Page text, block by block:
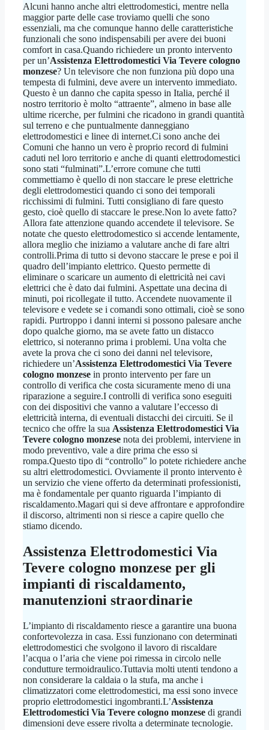
Alcuni hanno anche altri elettrodomestici, mentre nella
maggior parte delle case troviamo quelli che sono
essenziali, ma che comunque hanno delle caratteristiche
funzionali che sono indispensabili per avere dei buoni
comfort in casa.Quando richiedere un pronto intervento
per un’Assistenza Elettrodomestici Via Tevere cologno
monzese? Un televisore che non funziona più dopo una
tempesta di fulmini, deve avere un intervento immediato.
Questo è un danno che capita spesso in Italia, perché il
nostro territorio è molto “attraente”, almeno in base alle
ultime ricerche, per fulmini che ricadono in grandi quantità
sul terreno e che puntualmente danneggiano
elettrodomestici e linee di internet.Ci sono anche dei
Comuni che hanno un vero è proprio record di fulmini
caduti nel loro territorio e anche di quanti elettrodomestici
sono stati “fulminati”.L’errore comune che tutti
commettiamo è quello di non staccare le prese elettriche
degli elettrodomestici quando ci sono dei temporali
ricchissimi di fulmini. Tutti consigliano di fare questo
gesto, cioè quello di staccare le prese.Non lo avete fatto?
Allora fate attenzione quando accendete il televisore. Se
notate che questo elettrodomestico si accende lentamente,
allora meglio che iniziamo a valutare anche di fare altri
controlli.Prima di tutto si devono staccare le prese e poi il
quadro dell’impianto elettrico. Questo permette di
eliminare o scaricare un aumento di elettricità nei cavi
elettrici che è dato dai fulmini. Aspettate una decina di
minuti, poi ricollegate il tutto. Accendete nuovamente il
televisore e vedete se i comandi sono ottimali, cioè se sono
rapidi. Purtroppo i danni interni si possono palesare anche
dopo qualche giorno, ma se avete fatto un distacco
elettrico, si noteranno prima i problemi. Una volta che
avete la prova che ci sono dei danni nel televisore,
richiedere un’Assistenza Elettrodomestici Via Tevere
cologno monzese in pronto intervento per fare un
controllo di verifica che costa sicuramente meno di una
riparazione a seguire.I controlli di verifica sono eseguiti
con dei dispositivi che vanno a valutare l’eccesso di
elettricità interna, di eventuali distacchi dei circuiti. Se il
tecnico che offre la sua Assistenza Elettrodomestici Via
Tevere cologno monzese nota dei problemi, interviene in
modo preventivo, vale a dire prima che esso si
rompa.Questo tipo di “controllo” lo potete richiedere anche
su altri elettrodomestici. Ovviamente il pronto intervento è
un servizio che viene offerto da determinati professionisti,
ma è fondamentale per quanto riguarda l’impianto di
riscaldamento.Magari qui si deve affrontare e approfondire
il discorso, altrimenti non si riesce a capire quello che
stiamo dicendo.
Assistenza Elettrodomestici Via
Tevere cologno monzese per gli
impianti di riscaldamento,
manutenzioni straordinarie
L’impianto di riscaldamento riesce a garantire una buona
confortevolezza in casa. Essi funzionano con determinati
elettrodomestici che svolgono il lavoro di riscaldare
l’acqua o l’aria che viene poi rimessa in circolo nelle
condutture termoidraulico.Tuttavia molti utenti tendono a
non considerare la caldaia o la stufa, ma anche i
climatizzatori come elettrodomestici, ma essi sono invece
proprio elettrodomestici ingombranti.L’Assistenza
Elettrodomestici Via Tevere cologno monzese di grandi
dimensioni deve essere rivolta a determinate tecnologie.